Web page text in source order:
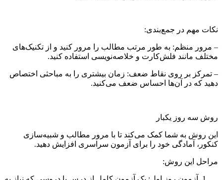
نکات مهم در جمع‌بندی:
– مرور منظم: به طور مرتب مطالب را مرور کنید و از تکنیک‌های
مختلف مانند فلش‌کارت و خلاصه‌نویسی استفاده کنید.
– تمرکز بر روی نقاط ضعف: زمان بیشتری را به مباحثی اختصاص
دهید که در آن‌ها احساس ضعف می‌کنید.
روش سه روز یکبار
این روش به شما کمک می‌کند تا با مرور مطالب و شبیه‌سازی
کنکور، آمادگی خود را برای آزمون سراسری افزایش دهید.
مراحل این روش: